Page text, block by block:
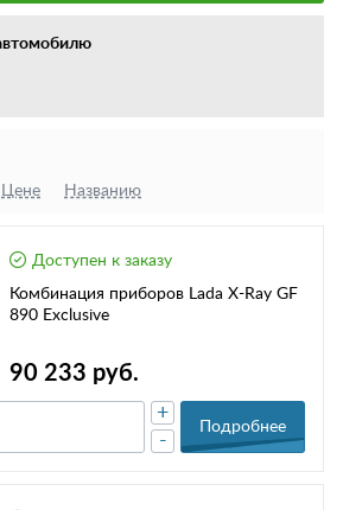
Цене Названию
Доступен к заказу
Комбинация приборов Lada X-Ray GF
890 Exclusive
90 233 руб.
-
+
Подробнее